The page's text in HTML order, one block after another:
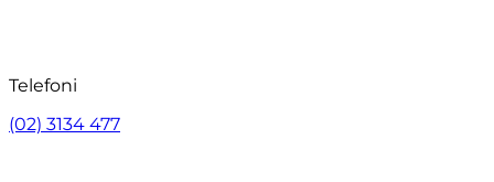
Telefoni
(02) 3134 477